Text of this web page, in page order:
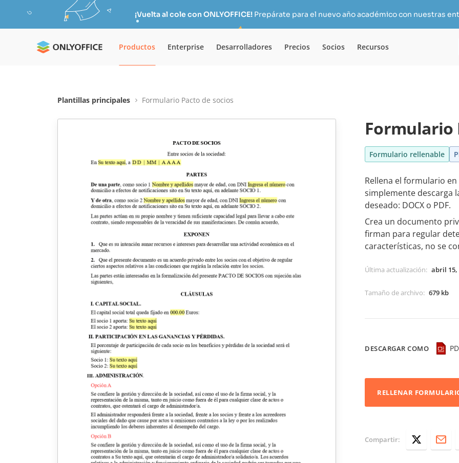
¡Vuelta al cole con ONLYOFFICE!Prepárate para el nuevo año académico con nuestras
Productos Enterprise Desarrolladores Precios Socios Recursos
Plantillas principales Formulario Pacto de socios
Formulario
Formulario rellenable
Rellena el formulario
simplemente descarga
deseado: DOCX o PDF.
Crea un documento
firman para regular
características, no se
Última actualización: abril 15,
Tamaño de archivo: 679 kb
DESCARGAR COMO
RELLENAR
Compartir: